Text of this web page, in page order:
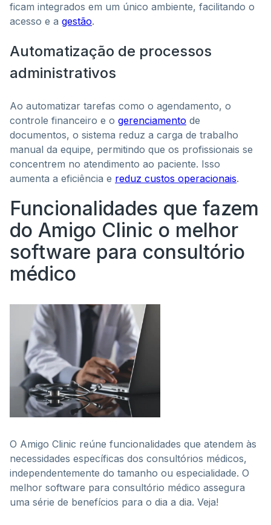
ficam integrados em um único ambiente, facilitando o
acesso e a gestão.
Automatização de processos
administrativos
Ao automatizar tarefas como o agendamento, o
controle financeiro e o gerenciamento de
documentos, o sistema reduz a carga de trabalho
manual da equipe, permitindo que os profissionais se
concentrem no atendimento ao paciente. Isso
aumenta a eficiência e reduz custos operacionais.
Funcionalidades que fazem
do Amigo Clinic o melhor
software para consultório
médico
O Amigo Clinic reúne funcionalidades que atendem às
necessidades específicas dos consultórios médicos,
independentemente do tamanho ou especialidade. O
melhor software para consultório médico assegura
uma série de benefícios para o dia a dia. Veja!